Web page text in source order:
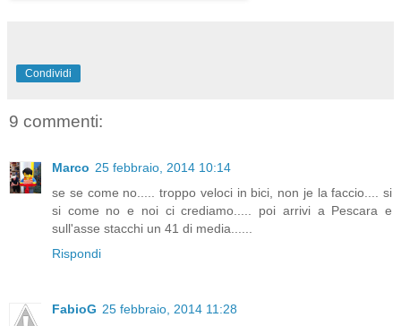
Condividi
9 commenti:
Marco 25 febbraio, 2014 10:14
se se come no..... troppo veloci in bici, non je la faccio.... si
si come no e noi ci crediamo..... poi arrivi a Pescara e
sull'asse stacchi un 41 di media......
Rispondi
FabioG 25 febbraio, 2014 11:28